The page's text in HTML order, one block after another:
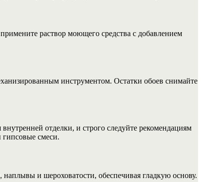
раствор моющего средства с добавлением
инструментом. Остатки обоев снимайте
отделки, и строго следуйте рекомендациям
смеси.
и шероховатости, обеспечивая гладкую основу.